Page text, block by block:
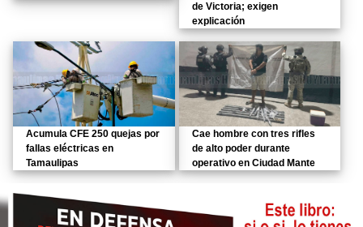
de Victoria; exigen
explicación
Acumula CFE 250 quejas por
fallas eléctricas en
Tamaulipas
Cae hombre con tres rifles
de alto poder durante
operativo en Ciudad Mante